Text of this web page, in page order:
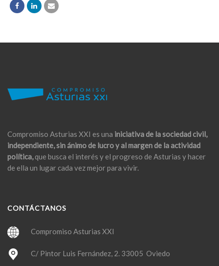
Compromiso Asturias XXI es una iniciativa de la sociedad civil,
independiente, sin ánimo de lucro y al margen de la actividad
política,que busca el interés y el progreso de Asturias y hacer
de ella un lugar cada vez mejor para vivir.
CONTÁCTANOS
Compromiso Asturias XXI
C/ Pintor Luis Fernández, 2. 33005 Oviedo